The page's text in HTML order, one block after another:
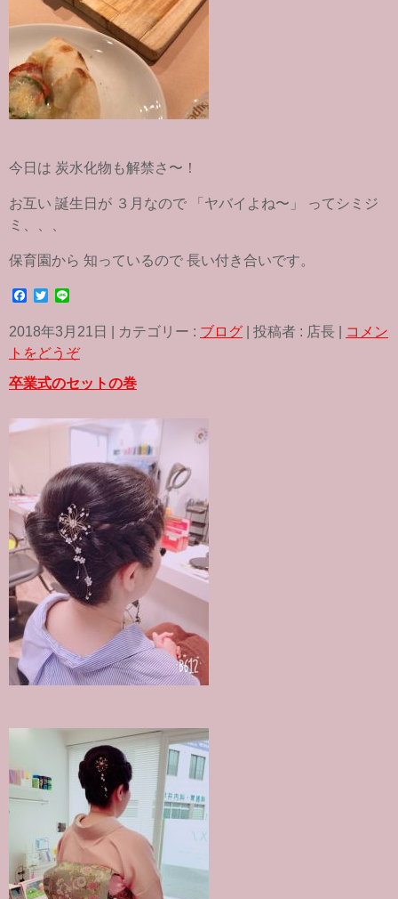
今日は 炭水化物も解禁さ〜！
お互い 誕生日が ３月なので 「ヤバイよね〜」 ってシミジ
ミ、、、
保育園から 知っているので 長い付き合いです。
c
e
b
o
k
T
i
t
t
r
n
e
2018年3月21日 カテゴリー : ブログ 投稿者 : 店長
コメン
トをどうぞ
卒業式のセットの巻